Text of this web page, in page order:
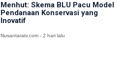
Menhut: Skema BLU Pacu Model
Pendanaan Konservasi yang
Inovatif
Nusantaratv.com - 2 hari lalu